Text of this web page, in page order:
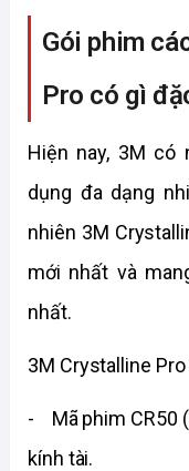
Gói phim
Pro có gì
Hiện nay, 3M có
dụng đa dạng
nhiên 3M
mới nhất và
nhất.
3M Crystalline
- Mã phim CR50
kính tài.